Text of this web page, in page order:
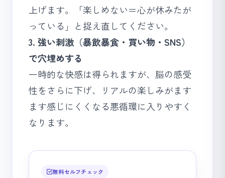
上げます。「楽しめない＝心が休みたが
っている」と捉え直してください。
3. 強い刺激（暴飲暴食・買い物・SNS）
で穴埋めする
一時的な快感は得られますが、脳の感受
性をさらに下げ、リアルの楽しみがます
ます感じにくくなる悪循環に入りやすく
なります。
無料セルフチェック